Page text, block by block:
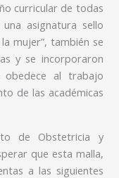
curricular de todas
asignatura sello
mujer”, también se
y se incorporaron
al trabajo
de las académicas
de Obstetricia y
que esta malla,
a las siguientes